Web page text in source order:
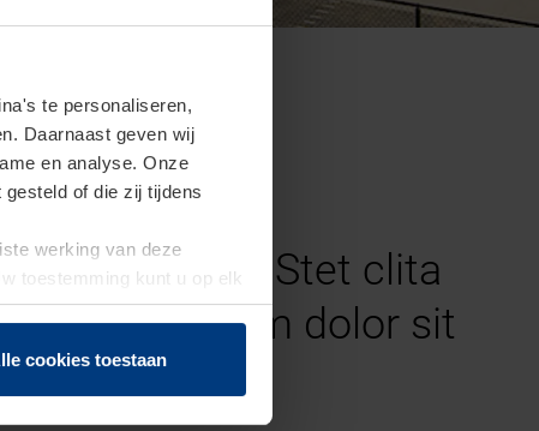
te personaliseren,
Daarnaast geven wij
en analyse. Onze
of die zij tijdens
werking van deze
toestemming kunt u op elk
herroepen.
cookies toestaan
et ea rebum. Stet clita
Lorem ipsum dolor sit